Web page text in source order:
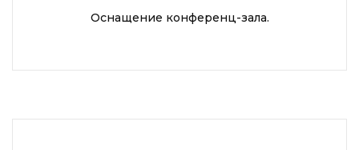
Оснащение конференц-зала.